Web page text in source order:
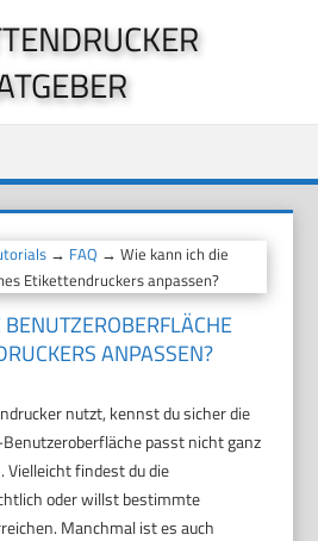
→ FAQ → Wie kann ich die
Etikettendruckers anpassen?
ANPASSEN?
nutzt, kennst du sicher die
passt nicht ganz
Vielleicht findest du die
oder willst bestimmte
Manchmal ist es auch